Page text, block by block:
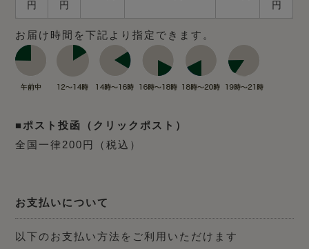
円
円
円
お届け時間を下記より指定できます。
■ポスト投函（クリックポスト）
全国一律200円（税込）
お支払いについて
以下のお支払い方法をご利用いただけます